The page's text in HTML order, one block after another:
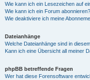
Wie kann ich ein Lesezeichen auf
Wie kann ich ein Forum abonnieren?
Wie deaktiviere ich meine
Dateianhänge
Welche Dateianhänge sind in
Kann ich eine Übersicht all meiner
phpBB betreffende Fragen
Wer hat diese Forensoftware